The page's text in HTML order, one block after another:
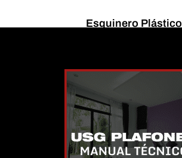
Esquinero Plástico